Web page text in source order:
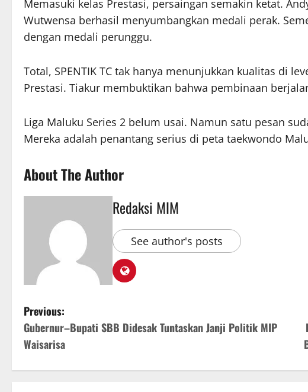
Memasuki kelas Prestasi, persaingan semakin ketat.
Wutwensa berhasil menyumbangkan medali perak.
dengan medali perunggu.
Total, SPENTIK TC tak hanya menunjukkan kualitas di
Prestasi. Tiakur membuktikan bahwa pembinaan
Liga Maluku Series 2 belum usai. Namun satu pesan
Mereka adalah penantang serius di peta taekwondo
About The Author
Redaksi MIM
See author's posts
Previous:
Gubernur–Bupati SBB Didesak Tuntaskan Janji Politik MIP
Waisarisa